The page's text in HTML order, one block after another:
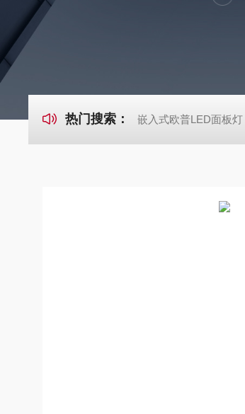
热门搜索： 嵌入式欧普LED面板灯